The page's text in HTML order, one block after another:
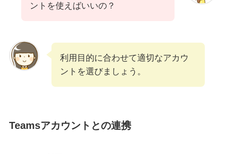
ントを使えばいいの？
利用目的に合わせて適切なアカウ
ントを選びましょう。
Teamsアカウントとの連携